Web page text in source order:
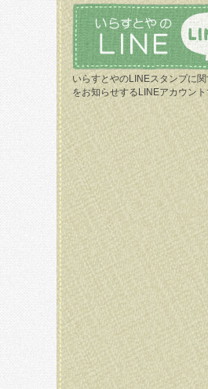
いらすとやのLINEスタンプに
をお知らせするLINEアカウント